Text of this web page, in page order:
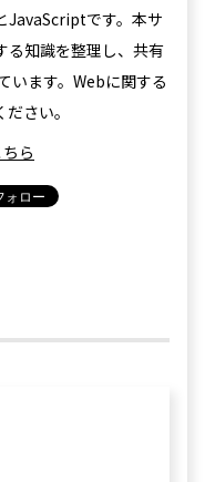
JavaScriptです。本サ
る知識を整理し、共有
います。Webに関する
さい。
ら